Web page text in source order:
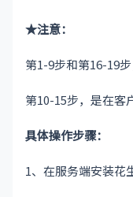
★注意：
第1-9步和第16-19
第10-15步，是在客
具体操作步骤：
1、在服务端安装花